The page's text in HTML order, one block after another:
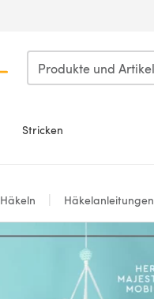
Stricken
Häkeln Häkelanleitungen